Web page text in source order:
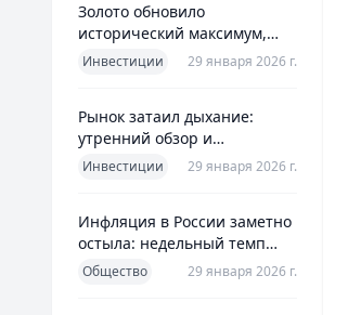
Золото обновило
исторический максимум,
превысив планку в $5600 за
Инвестиции 29 января 2026 г.
Рынок затаил дыхание:
утренний обзор и
ориентиры для инвесторов
Инвестиции 29 января 2026 г.
Инфляция в России заметно
остыла: недельный темп
упал более чем вдвое
Общество 29 января 2026 г.